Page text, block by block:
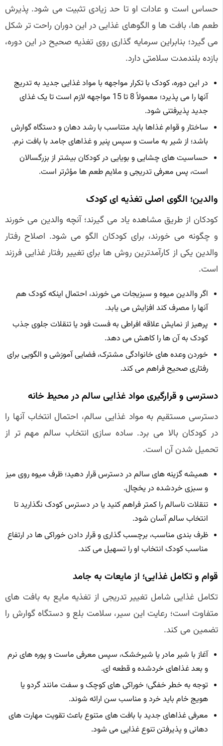
حساس است و عادات او تا حد زیادی تثبیت می شود. پذیرش
طعم ها، بافت ها و الگوهای غذایی در این دوران راحت تر شکل
می گیرد؛ بنابراین سرمایه گذاری روی تغذیه صحیح در این دوره،
بازده بلندمدت سلامتی دارد.
در این دوره، کودک با تکرار مواجهه با مواد غذایی جدید به تدریج
آنها را می پذیرد؛ معمولاً 8 تا 15 مواجهه لازم است تا یک غذای
جدید پذیرفتنی شود.
ساختار و قوام غذاها باید متناسب با رشد دهان و دستگاه گوارش
باشد؛ از شیر به ماست و سپس پنیر و غذاهای جامد با بافت نرم.
حساسیت های چشایی و بویایی در کودکان بیشتر از بزرگسالان
است، پس معرفی تدریجی و ملایم طعم ها مؤثرتر است.
والدین؛ الگوی اصلی تغذیه ای کودک
کودکان از طریق مشاهده یاد می گیرند؛ آنچه والدین می خورند
و چگونه می خورند، برای کودکان الگو می شود. اصلاح رفتار
والدین یکی از کارآمدترین روش ها برای تغییر رفتار غذایی فرزند
است.
اگر والدین میوه و سبزیجات می خورند، احتمال اینکه کودک هم
آنها را مصرف کند افزایش می یابد.
پرهیز از نمایش علاقه افراطی به فست فود یا تنقلات جلوی جذب
کودک به آن ها را کاهش می دهد.
خوردن وعده های خانوادگی مشترک، فضایی آموزشی و الگویی برای
رفتاری صحیح فراهم می کند.
دسترسی و قرارگیری مواد غذایی سالم در محیط خانه
دسترسی مستقیم به مواد غذایی سالم، احتمال انتخاب آنها را
در کودکان بالا می برد. ساده سازی انتخاب سالم مهم تر از
تحمیل شدن آن است.
همیشه گزینه های سالم در دسترس قرار دهید؛ ظرف میوه روی میز
و سبزی خردشده در یخچال.
تنقلات ناسالم را کمتر فراهم کنید یا در دسترس کودک نگذارید تا
انتخاب سالم آسان شود.
ظرف بندی مناسب، برچسب گذاری و قرار دادن خوراکی ها در ارتفاع
مناسب کودک انتخاب او را تسهیل می کند.
قوام و تکامل غذایی؛ از مایعات به جامد
تکامل غذایی شامل تغییر تدریجی از تغذیه مایع به بافت های
متفاوت است؛ رعایت این سیر، سلامت بلع و دستگاه گوارش را
تضمین می کند.
آغاز با شیر مادر یا شیرخشک، سپس معرفی ماست و پوره های نرم
و بعد غذاهای خردشده و قطعه ای.
توجه به خطر خفگی؛ خوراکی های کوچک و سفت مانند گردو یا
هویج خام باید خرد و مناسب سن ارائه شوند.
معرفی غذاهای جدید با بافت های متنوع باعث تقویت مهارت های
دهانی و پذیرفتن تنوع غذایی می شود.